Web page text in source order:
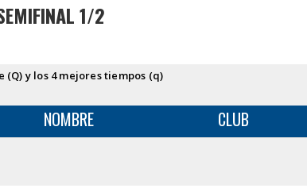
1/2
(Q) y los 4 mejores tiempos (q)
NOMBRE CLUB